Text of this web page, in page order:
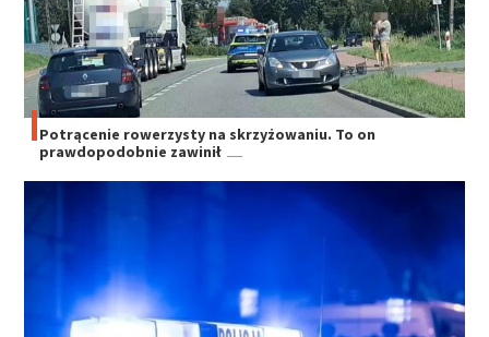
Potrącenie rowerzysty na skrzyżowaniu. To on
prawdopodobnie zawinił